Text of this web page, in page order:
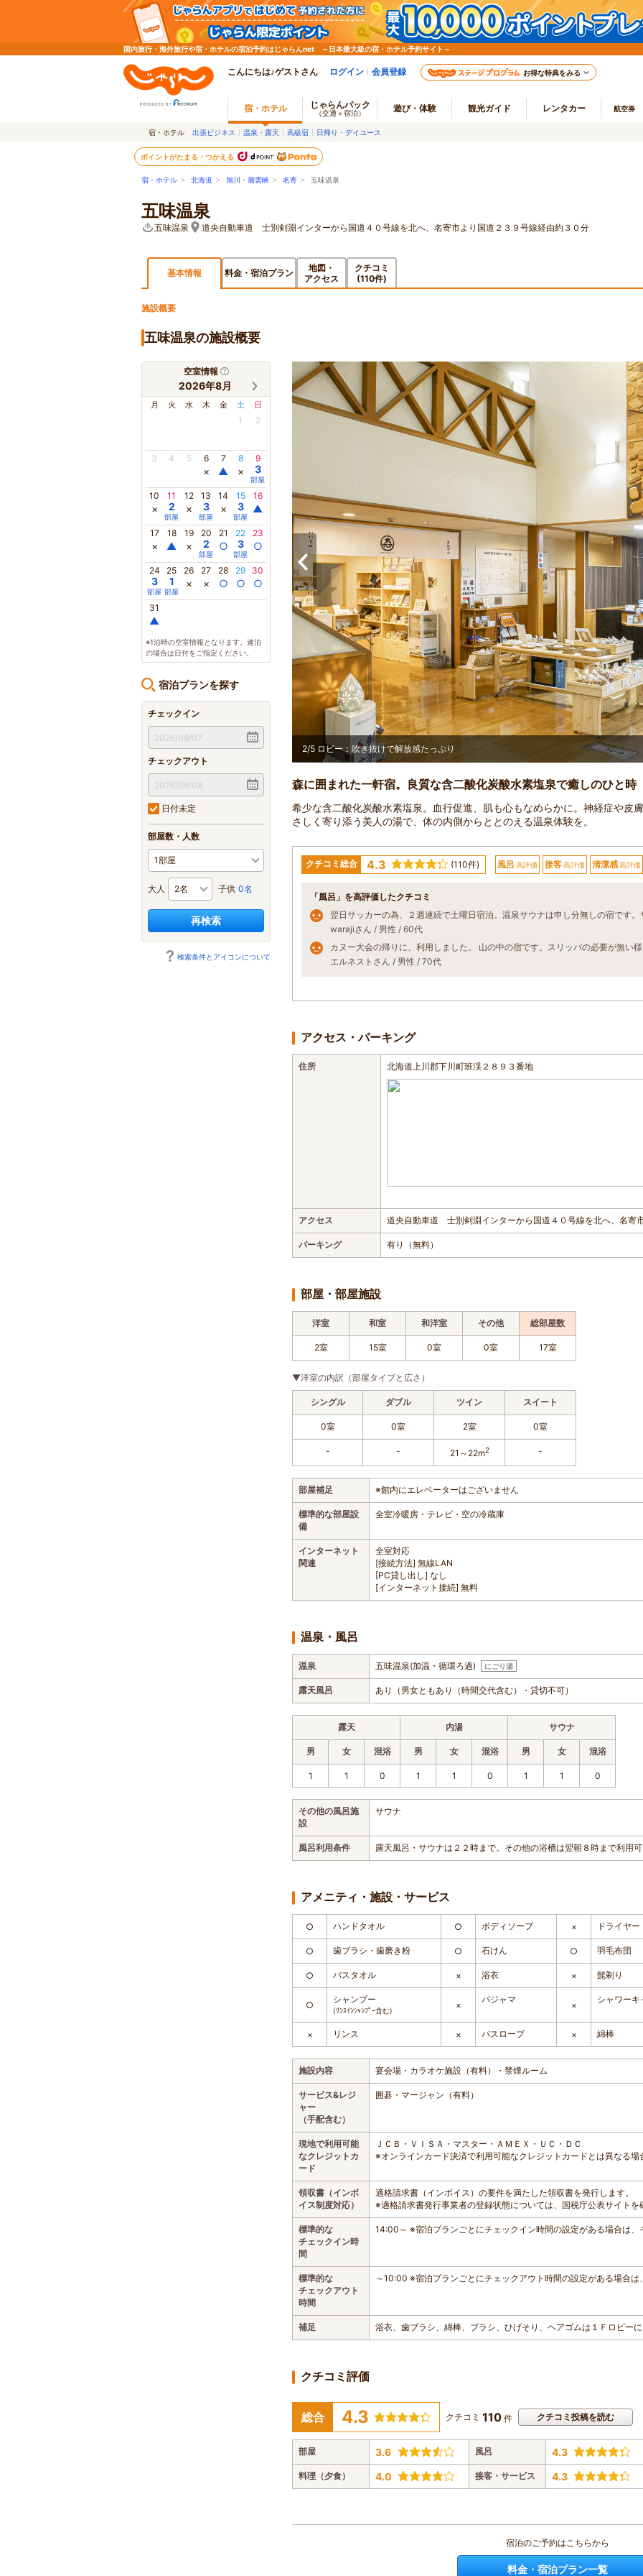
国内旅行・海外旅行や宿・ホテルの宿泊予約はじゃらんnet ～日本最大級の宿・ホテル予約サイト～
こんにちは♪ゲストさん ログイン 会員登録 お得な特典をみる
宿・ホテル じゃらんパック
（交通＋宿泊） 遊び・体験 観光ガイド レンタカー 航空券
宿・ホテル 出張ビジネス 温泉・露天 高級宿 日帰り・デイユース
ポイントがたまる・つかえる
宿・ホテル > 北海道 > 旭川・層雲峡 > 名寄 > 五味温泉
五味温泉
五味温泉 道央自動車道 士別剣淵インターから国道４０号線を北へ、名寄市より国道２３９号線経由約３０分
基本情報 料金・宿泊プラン
地図・
アクセス
クチコミ
(110件)
施設概要
五味温泉の施設概要
空室情報
2026年8月
月 火 水 木 金 土 日
1 2
3 4 5 6
×
7
▲
8
×
9
3
部屋
10
×
11
2
部屋
12
×
13
3
部屋
14
×
15
3
部屋
16
▲
17
×
18
▲
19
×
20
2
部屋
21
○
22
3
部屋
23
○
24
3
部屋
25
1
部屋
26
×
27
×
28
○
29
○
30
○
31
▲
※1泊時の空室情報となります。連泊
の場合は日付をご指定ください。
宿泊プランを探す
チェックイン
チェックアウト
日付未定
部屋数・人数
大人 子供 0名
再検索
検索条件とアイコンについて
2/5 ロビー：吹き抜けで解放感たっぷり
森に囲まれた一軒宿。良質な含二酸化炭酸水素塩泉で癒しのひと時
希少な含二酸化炭酸水素塩泉。血行促進、肌も心もなめらかに。神経症や皮
さしく寄り添う美人の湯で、体の内側からととのえる温泉体験を。
クチコミ総合 4.3 (110件) 風呂 高評価 接客高評価 清潔感高評価
「風呂」を高評価したクチコミ
warajiさん / 男性 / 60代
エルネストさん / 男性 / 70代
アクセス・パーキング
住所 北海道上川郡下川町班渓２８９３番地
アクセス 道央自動車道 士別剣淵インターから国道４０号線を北へ、名寄
パーキング 有り（無料）
部屋・部屋施設
洋室 和室 和洋室 その他 総部屋数
2室 15室 0室 0室 17室
▼洋室の内訳（部屋タイプと広さ）
シングル ダブル ツイン スイート
0室 0室 2室 0室
- - 21～22m2 -
部屋補足 ※館内にエレベーターはございません
標準的な部屋設
備
全室冷暖房・テレビ・空の冷蔵庫
インターネット
関連
全室対応
[接続方法] 無線LAN
[PC貸し出し] なし
[インターネット接続] 無料
温泉・風呂
温泉 五味温泉(加温・循環ろ過) にごり湯
露天風呂 あり（男女ともあり（時間交代含む）・貸切不可）
露天 内湯 サウナ
男 女 混浴 男 女 混浴 男 女 混浴
1 1 0 1 1 0 1 1 0
その他の風呂施
設
サウナ
風呂利用条件 露天風呂・サウナは２２時まで。その他の浴槽は翌朝８時まで利用可
アメニティ・施設・サービス
○ ハンドタオル ○ ボディソープ × ドライヤー
○ 歯ブラシ・歯磨き粉 ○ 石けん ○ 羽毛布団
○ バスタオル × 浴衣 × 髭剃り
○
シャンプー
(ﾘﾝｽｲﾝｼｬﾝﾌﾟｰ含む) ×
パジャマ
×
シャワーキ
× リンス × バスローブ × 綿棒
施設内容 宴会場・カラオケ施設（有料）・禁煙ルーム
サービス&レジ
ャー
（手配含む）
囲碁・マージャン（有料）
現地で利用可能
なクレジットカ
ード
ＪＣＢ・ＶＩＳＡ・マスター・ＡＭＥＸ・ＵＣ・ＤＣ
※オンラインカード決済で利用可能なクレジットカードとは異なる場
領収書（インボ
イス制度対応）
適格請求書（インボイス）の要件を満たした領収書を発行します。
※適格請求書発行事業者の登録状態については、国税庁公表サイトを
標準的な
チェックイン時
間
14:00～ ※宿泊プランごとにチェックイン時間の設定がある場合は、
標準的な
チェックアウト
時間
～10:00 ※宿泊プランごとにチェックアウト時間の設定がある場合は
補足 浴衣、歯ブラシ、綿棒、ブラシ、ひげそり、ヘアゴムは１Ｆロビーに
クチコミ評価
総合 4.3 クチコミ 110 件 クチコミ投稿を読む
部屋 3.6 風呂 4.3
料理（夕食） 4.0 接客・サービス 4.3
宿泊のご予約はこちらから
料金・宿泊プラン一覧